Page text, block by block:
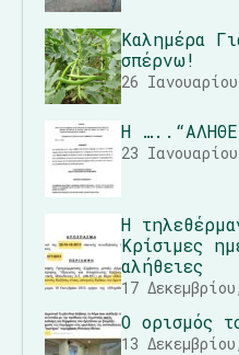
Καλημέρα
σπέρνω!
26
Η
23
Η
Κρίσιμες
αλήθειες
17
Ο ορισμός
13